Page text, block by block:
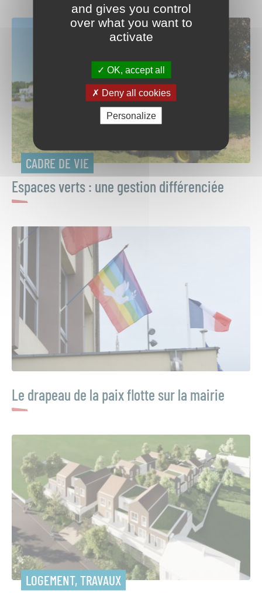
CADRE DE VIE
Espaces verts : une gestion différenciée
Le drapeau de la paix flotte sur la mairie
LOGEMENT, TRAVAUX
and gives you control
over what you want to
activate
OK, accept all
Deny all cookies
Personalize